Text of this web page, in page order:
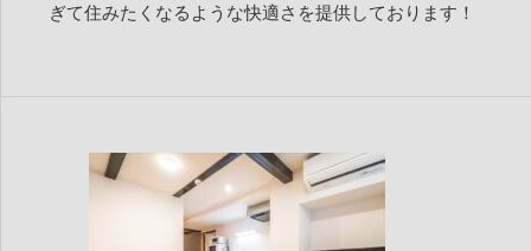
ぎて住みたくなるような快適さを提供しております！